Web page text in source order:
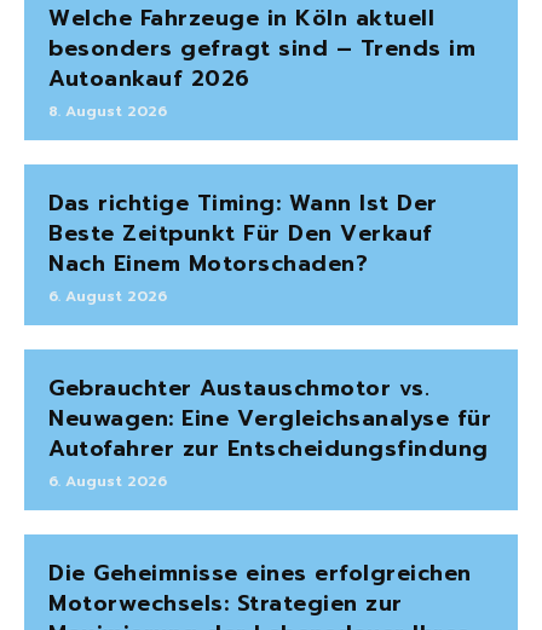
Welche Fahrzeuge in Köln aktuell
besonders gefragt sind – Trends im
Autoankauf 2026
8. August 2026
Das richtige Timing: Wann Ist Der
Beste Zeitpunkt Für Den Verkauf
Nach Einem Motorschaden?
6. August 2026
Gebrauchter Austauschmotor vs.
Neuwagen: Eine Vergleichsanalyse für
Autofahrer zur Entscheidungsfindung
6. August 2026
Die Geheimnisse eines erfolgreichen
Motorwechsels: Strategien zur